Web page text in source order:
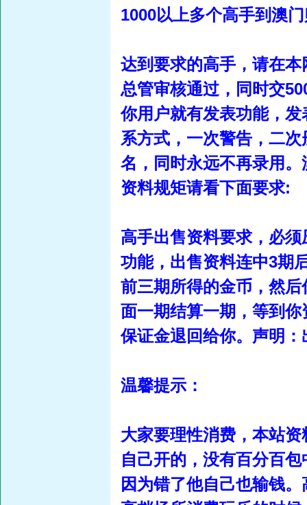
1000以上多个高手到澳
达到要求的高手，请在
总管审核通过，同时交
你用户就有发表功能，
系方式，一次警告，二
名，同时永远不再录用
资料规矩请看下面要求:
高手出售资料要求，必
功能，出售资料连中3期
前三期所得的金币，然
面一期结算一期，等到
保证金退回给你。声明
温馨提示：
大家要理性消费，本站
自己开的，没有百分百
因为错了他自己也输钱